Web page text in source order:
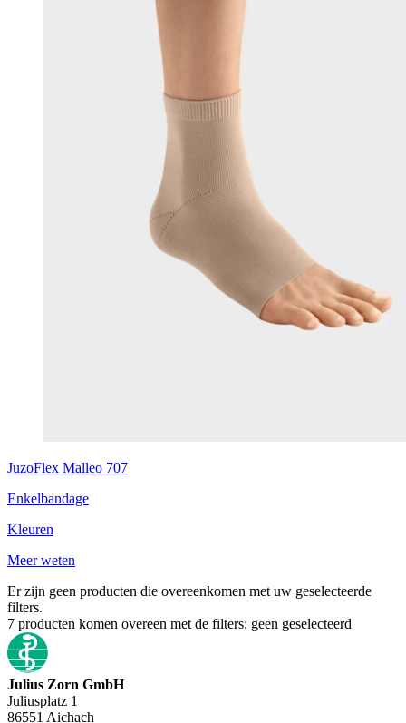
JuzoFlex Malleo 707
Enkelbandage
Kleuren
Meer weten
Er zijn geen producten die overeenkomen met uw geselecteerde
filters.
7 producten komen overeen met de filters: geen geselecteerd
Julius Zorn GmbH
Juliusplatz 1
86551 Aichach